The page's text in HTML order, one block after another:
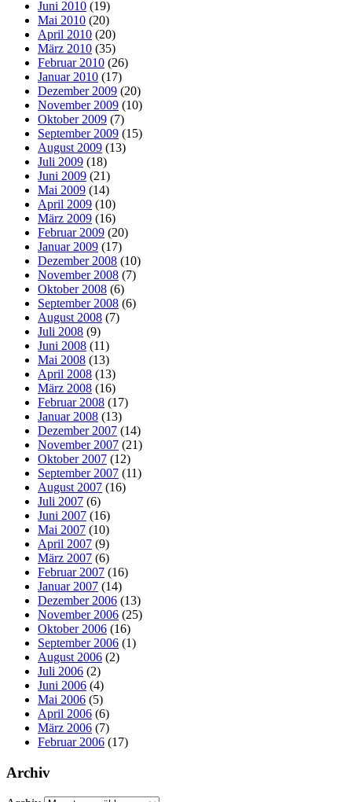
Juni 2010 (19)
Mai 2010 (20)
April 2010 (20)
März 2010 (35)
Februar 2010 (26)
Januar 2010 (17)
Dezember 2009 (20)
November 2009 (10)
Oktober 2009 (7)
September 2009 (15)
August 2009 (13)
Juli 2009 (18)
Juni 2009 (21)
Mai 2009 (14)
April 2009 (10)
März 2009 (16)
Februar 2009 (20)
Januar 2009 (17)
Dezember 2008 (10)
November 2008 (7)
Oktober 2008 (6)
September 2008 (6)
August 2008 (7)
Juli 2008 (9)
Juni 2008 (11)
Mai 2008 (13)
April 2008 (13)
März 2008 (16)
Februar 2008 (17)
Januar 2008 (13)
Dezember 2007 (14)
November 2007 (21)
Oktober 2007 (12)
September 2007 (11)
August 2007 (16)
Juli 2007 (6)
Juni 2007 (16)
Mai 2007 (10)
April 2007 (9)
März 2007 (6)
Februar 2007 (16)
Januar 2007 (14)
Dezember 2006 (13)
November 2006 (25)
Oktober 2006 (16)
September 2006 (1)
August 2006 (2)
Juli 2006 (2)
Juni 2006 (4)
Mai 2006 (5)
April 2006 (6)
März 2006 (7)
Februar 2006 (17)
Archiv